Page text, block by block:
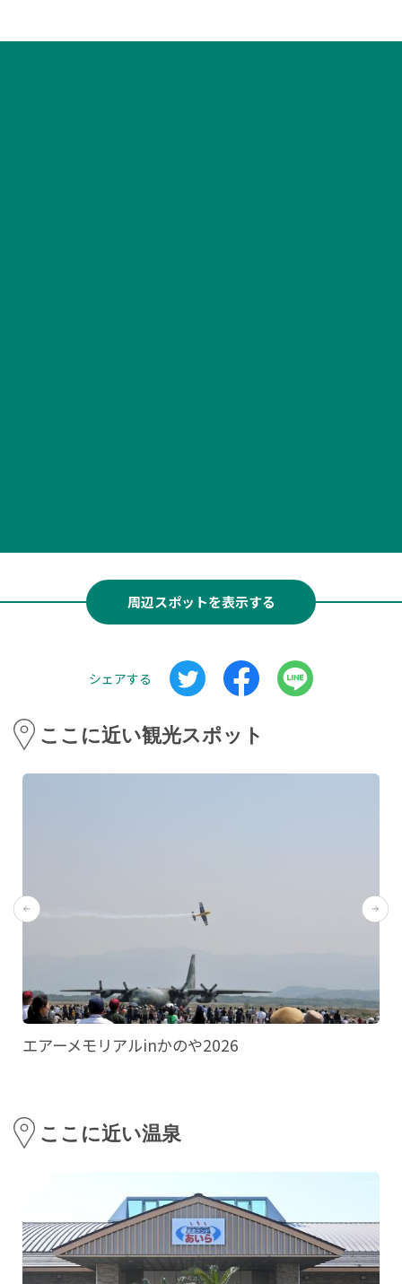
周辺スポットを表示する
シェアする
ここに近い観光スポット
エアーメモリアルinかのや2026
ここに近い温泉